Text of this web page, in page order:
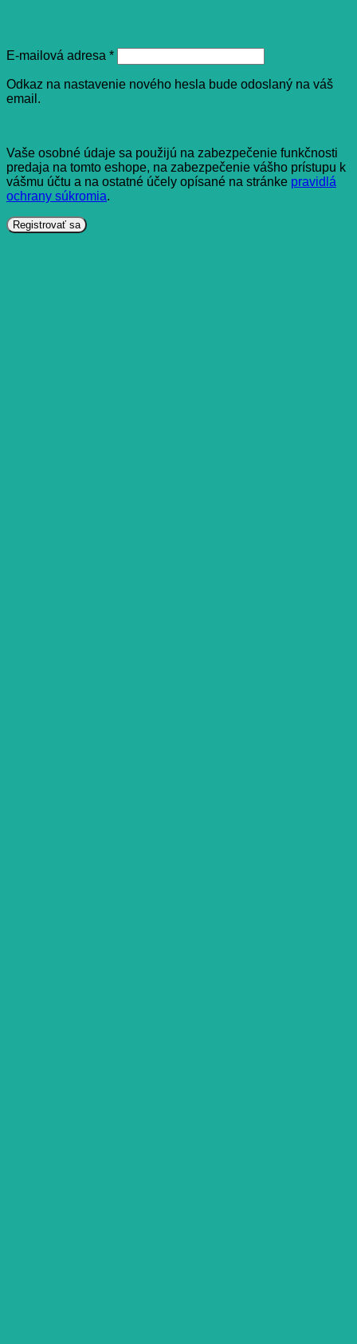
E-mailová adresa *Povinné
Odkaz na nastavenie nového hesla bude odoslaný na váš
email.
Vaše osobné údaje sa použijú na zabezpečenie funkčnosti
predaja na tomto eshope, na zabezpečenie vášho prístupu k
vášmu účtu a na ostatné účely opísané na stránke pravidlá
ochrany súkromia.
Registrovať sa